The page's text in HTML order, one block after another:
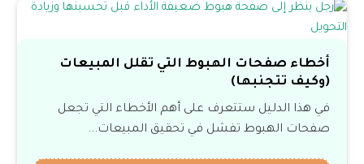
أخطاء صفحات الهبوط التي تقلل المبيعات
(وكيف تتجنبها)
في هذا الدليل ستتعرف على أهم الأخطاء التي تجعل
صفحات الهبوط تفشل في تحقيق المبيعات...